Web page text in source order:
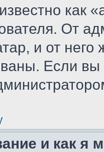
как
От
и от него
Если
и как я